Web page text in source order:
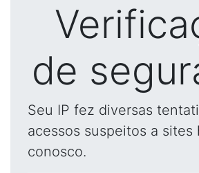
de
Seu IP fez diversas
acessos suspeitos a sites
conosco.